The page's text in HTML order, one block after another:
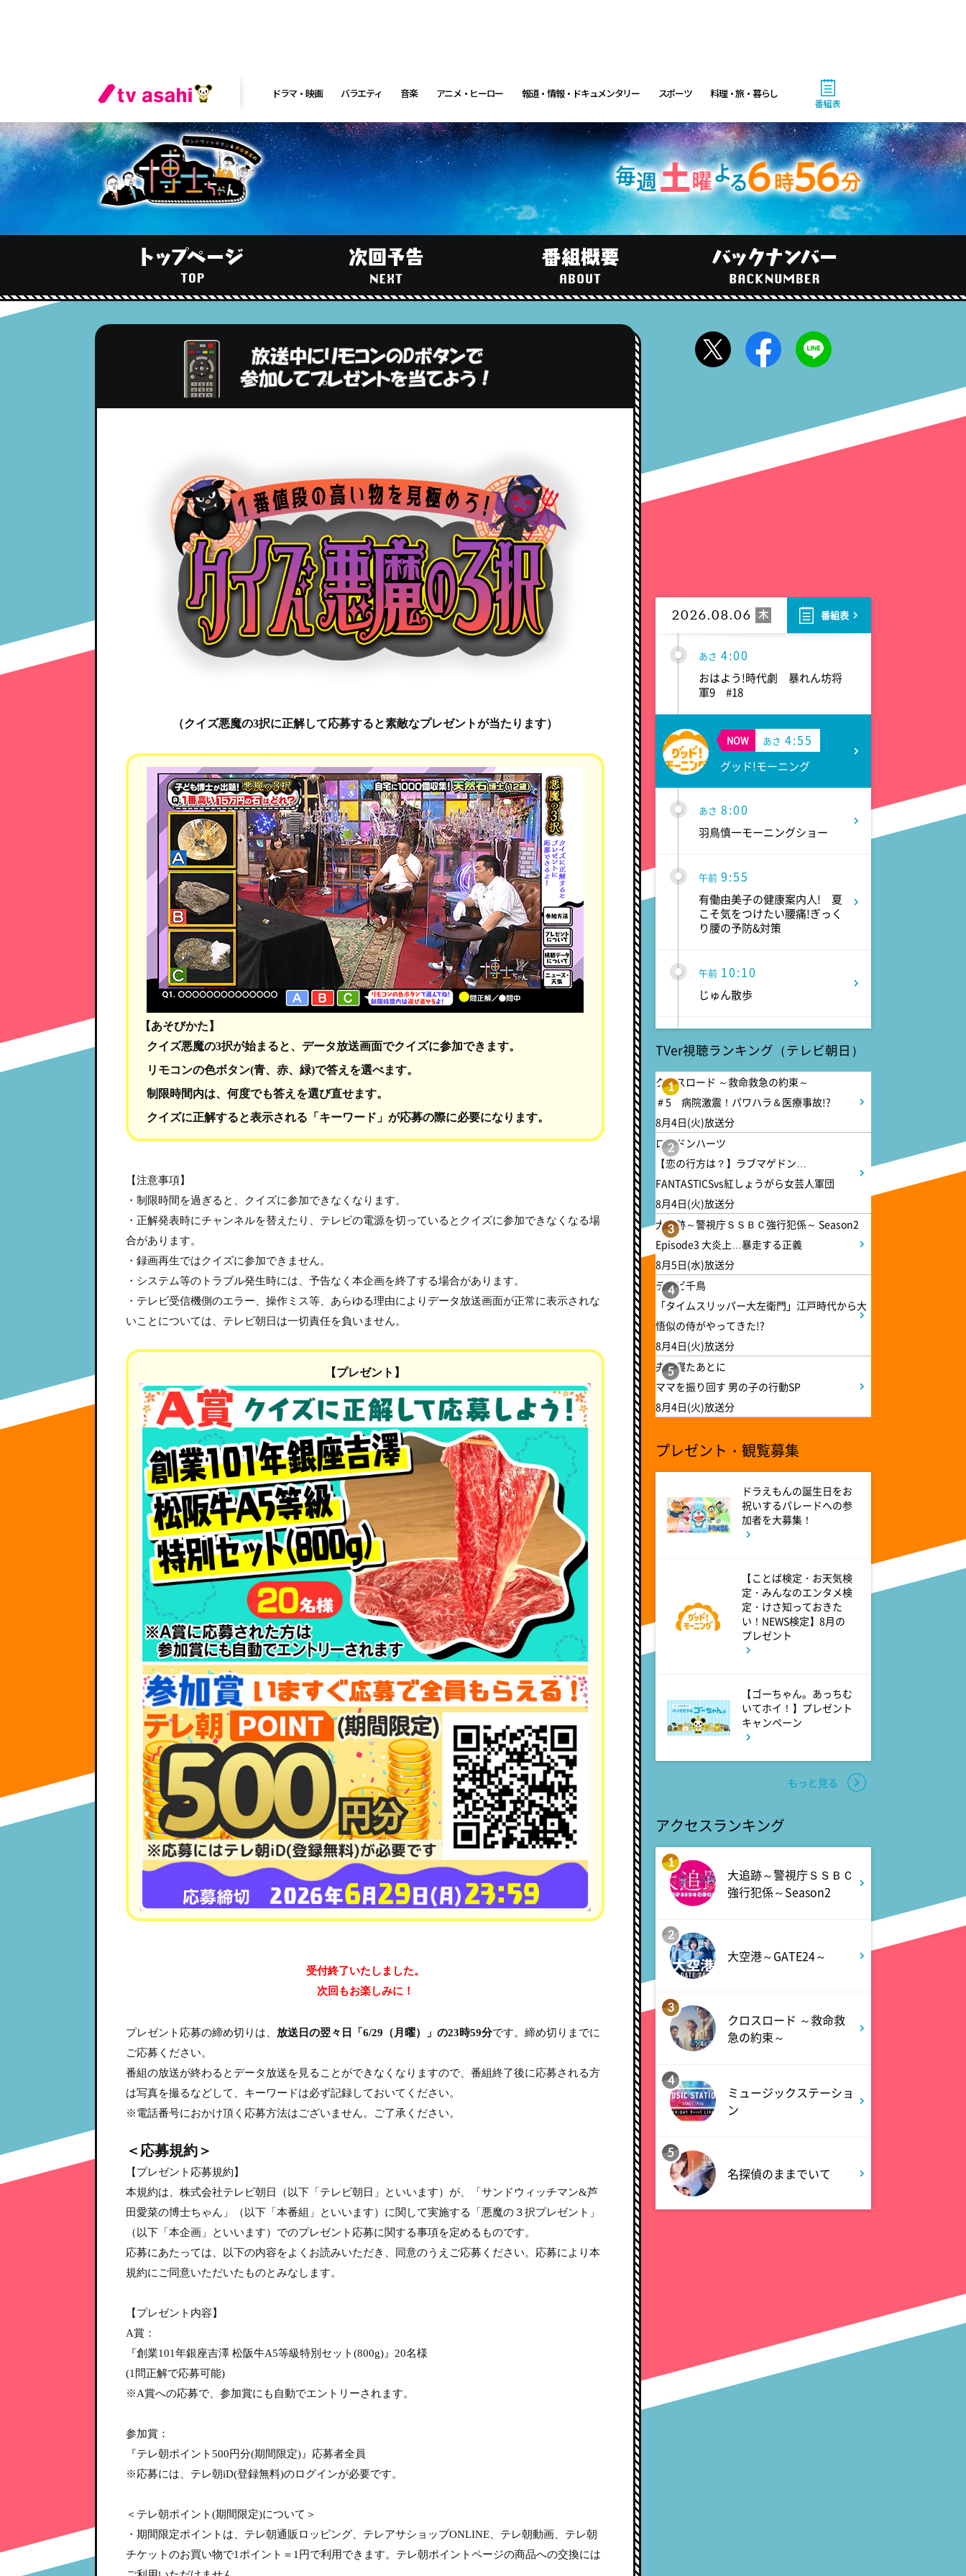
ドラマ・映画 バラエティ 音楽 アニメ・ヒーロー 報道・情報・ドキュメンタリー スポーツ 料理・旅・暮らし
番組表
（クイズ悪魔の3択に正解して応募すると素敵なプレゼントが当たります）
【あそびかた】
クイズ悪魔の3択が始まると、データ放送画面でクイズに参加できます。
リモコンの色ボタン(青、赤、緑)で答えを選べます。
制限時間内は、何度でも答えを選び直せます。
クイズに正解すると表示される「キーワード」が応募の際に必要になります。
【注意事項】
・制限時間を過ぎると、クイズに参加できなくなります。
・正解発表時にチャンネルを替えたり、テレビの電源を切っているとクイズに参加できなくなる場
合があります。
・録画再生ではクイズに参加できません。
・システム等のトラブル発生時には、予告なく本企画を終了する場合があります。
・テレビ受信機側のエラー、操作ミス等、あらゆる理由によりデータ放送画面が正常に表示されな
いことについては、テレビ朝日は一切責任を負いません。
【プレゼント】
受付終了いたしました。
次回もお楽しみに！
プレゼント応募の締め切りは、 放送日の翌々日「6/29（月曜）」の23時59分です。締め切りまでに
ご応募ください。
番組の放送が終わるとデータ放送を見ることができなくなりますので、番組終了後に応募される方
は写真を撮るなどして、キーワードは必ず記録しておいてください。
※電話番号におかけ頂く応募方法はございません。ご了承ください。
＜応募規約＞
【プレゼント応募規約】
本規約は、株式会社テレビ朝日（以下「テレビ朝日」といいます）が、「サンドウィッチマン&芦
田愛菜の博士ちゃん」（以下「本番組」といいます）に関して実施する「悪魔の３択プレゼント」
（以下「本企画」といいます）でのプレゼント応募に関する事項を定めるものです。
応募にあたっては、以下の内容をよくお読みいただき、同意のうえご応募ください。応募により本
規約にご同意いただいたものとみなします。
【プレゼント内容】
A賞：
『創業101年銀座吉澤 松阪牛A5等級特別セット(800g)』20名様
(1問正解で応募可能)
※A賞への応募で、参加賞にも自動でエントリーされます。
参加賞：
『テレ朝ポイント500円分(期間限定)』応募者全員
※応募には、テレ朝iD(登録無料)のログインが必要です。
＜テレ朝ポイント(期間限定)について＞
・期間限定ポイントは、テレ朝通販ロッピング、テレアサショップONLINE、テレ朝動画、テレ朝
チケットのお買い物で1ポイント＝1円で利用できます。テレ朝ポイントページの商品への交換には
2026.08.06 木 番組表
あさ 4:00
おはよう!時代劇 暴れん坊将
軍9 #18
NOW あさ 4:55
グッド!モーニング
あさ 8:00
羽鳥慎一モーニングショー
午前 9:55
有働由美子の健康案内人! 夏
こそ気をつけたい腰痛!ぎっく
り腰の予防&対策
午前 10:10
じゅん散歩
大下容子ワイド!スクランブル
午後 1:00
徹子の部屋 高橋文哉
午後 1:30
DAIGOも台所 ～きょうの献
立 何にする?～ 今日はハム
の日!ごちそうに変身
午後 1:45
ANNニュース
午後 1:55
大空港～GATE24～ #2
午後 2:53
午後 3:50
相棒20 #5
午後 4:48
太朗と森山みなみが<ニュース
のハテナ>を深掘り
よる 7:00
相葉ヒロミのお困りですカ
よる 9:00
大空港～GATE24～ #3
よる 11:10
熱闘甲子園 涙は、強さにな
る。
And One
アメトーーク! CLUB配信で見
られる懐かし回&傑作回
見取り図じゃん
あざとくて何が悪いの? 令和
最新!男女の出会いの場「相席
ラウンジ」に潜入調査!
FRUITS ZIPPERのNEW
TVer視聴ランキング（テレビ朝日）
1
クロスロード ～救命救急の約束～
＃5 病院激震！パワハラ＆医療事故!?
8月4日(火)放送分
2
ロンドンハーツ
【恋の行方は？】ラブマゲドン…
FANTASTICSvs紅しょうがら女芸人軍団
8月4日(火)放送分
3
大追跡～警視庁ＳＳＢＣ強行犯係～ Season2
Episode3 大炎上…暴走する正義
8月5日(水)放送分
4
テレビ千鳥
「タイムスリッパー大左衛門」江戸時代から大
悟似の侍がやってきた!?
8月4日(火)放送分
5
夫が寝たあとに
ママを振り回す 男の子の行動SP
8月4日(火)放送分
プレゼント・観覧募集
ドラえもんの誕生日をお
祝いするパレードへの参
加者を大募集！
【ことば検定・お天気検
定・みんなのエンタメ検
定・けさ知っておきた
い！NEWS検定】8月の
プレゼント
【ゴーちゃん。あっちむ
いてホイ！】プレゼント
キャンペーン
もっと見る
アクセスランキング
1
大追跡～警視庁ＳＳＢＣ
強行犯係～Season2
2
大空港～GATE24～
3
クロスロード ～救命救
急の約束～
4
ミュージックステーショ
ン
5
名探偵のままでいて